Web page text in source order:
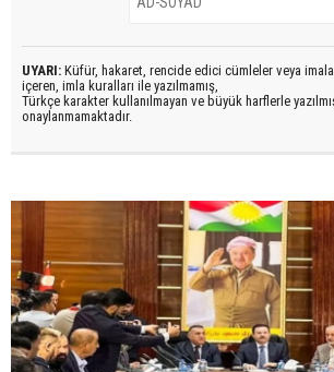
UYARI: Küfür, hakaret, rencide edici cümleler veya
içeren, imla kuralları ile yazılmamış,
Türkçe karakter kullanılmayan ve büyük harflerle
onaylanmamaktadır.